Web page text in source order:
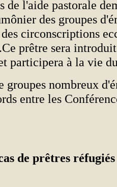
de l'aide pastorale
des groupes
circonscriptions
prêtre sera
participera à la vie
groupes nombreux
entre les
de prêtres